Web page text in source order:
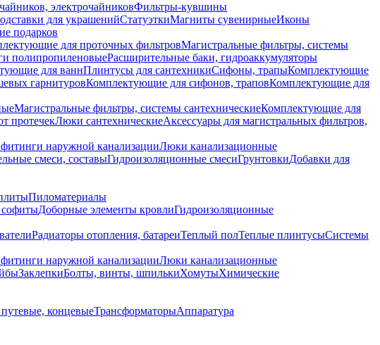
электрочайниковФильтры-кувшины
для украшенийСтатуэткиМагниты сувенирныеИконы
подарков
для проточных фильтровМагистральные фильтры, системы
полипропиленовыеРасширительные баки, гидроаккумуляторы
для ваннПлинтусы для сантехникиСифоны, трапыКомплектующие
гарнитуровКомплектующие для сифонов, траповКомплектующие для
Магистральные фильтры, системы сантехническиеКомплектующие для
протечекЛюки сантехническиеАксессуары для магистральных фильтров,
наружной канализацииЛюки канализационные
смеси, составыГидроизоляционные смесиГрунтовкиДобавки для
Пиломатериалы
Доборные элементы кровлиГидроизоляционные
Радиаторы отопления, батареиТеплый полТеплые плинтусыСистемы
наружной канализацииЛюки канализационные
ЗаклепкиБолты, винты, шпилькиХомутыХимические
концевыеТрансформаторыАппаратура